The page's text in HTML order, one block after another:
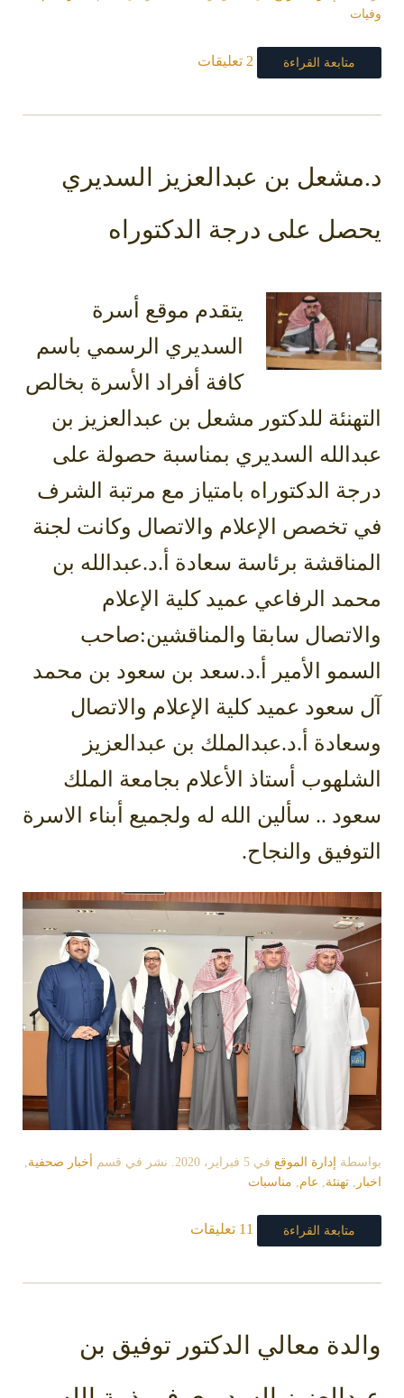
وفيات
متابعة القراءة 2 تعليقات
د.مشعل بن عبدالعزيز السديري
يحصل على درجة الدكتوراه
يتقدم موقع أسرة
السديري الرسمي باسم
كافة أفراد الأسرة بخالص
التهنئة للدكتور مشعل بن عبدالعزيز بن
عبدالله السديري بمناسبة حصولة على
درجة الدكتوراه بامتياز مع مرتبة الشرف
في تخصص الإعلام والاتصال وكانت لجنة
المناقشة برئاسة سعادة أ.د.عبدالله بن
محمد الرفاعي عميد كلية الإعلام
والاتصال سابقا والمناقشين:صاحب
السمو الأمير أ.د.سعد بن سعود بن محمد
آل سعود عميد كلية الإعلام والاتصال
وسعادة أ.د.عبدالملك بن عبدالعزيز
الشلهوب أستاذ الأعلام بجامعة الملك
سعود .. سألين الله له ولجميع أبناء الاسرة
التوفيق والنجاح.
بواسطة إدارة الموقع في 5 فبراير، 2020 . نشر في قسم أخبار صحفية,
اخبار , تهنئة, عام, مناسبات
متابعة القراءة 11 تعليقات
والدة معالي الدكتور توفيق بن